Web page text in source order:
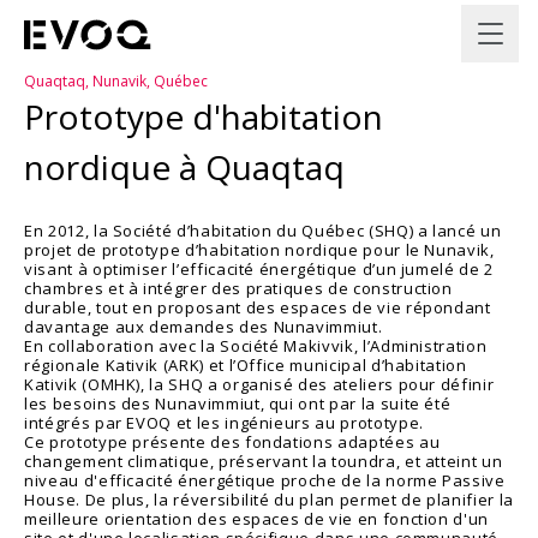
Quaqtaq, Nunavik, Québec
Prototype d'habitation
nordique à Quaqtaq
En 2012, la Société d’habitation du Québec (SHQ) a lancé un
projet de prototype d’habitation nordique pour le Nunavik,
visant à optimiser l’efficacité énergétique d’un jumelé de 2
chambres et à intégrer des pratiques de construction
durable, tout en proposant des espaces de vie répondant
davantage aux demandes des Nunavimmiut.
En collaboration avec la Société Makivvik, l’Administration
régionale Kativik (ARK) et l’Office municipal d’habitation
Kativik (OMHK), la SHQ a organisé des ateliers pour définir
les besoins des Nunavimmiut, qui ont par la suite été
intégrés par EVOQ et les ingénieurs au prototype.
Ce prototype présente des fondations adaptées au
changement climatique, préservant la toundra, et atteint un
niveau d'efficacité énergétique proche de la norme Passive
House. De plus, la réversibilité du plan permet de planifier la
meilleure orientation des espaces de vie en fonction d'un